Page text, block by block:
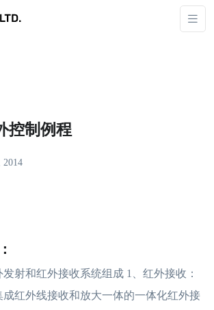
控制例程
2014
射和红外接收系统组成 1、红外接收：
红外线接收和放大一体的一体化红外接